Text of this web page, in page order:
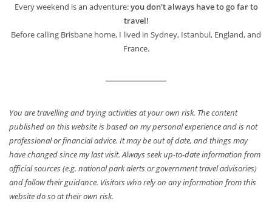
Every weekend is an adventure:you don't always have to go far to
travel!
Before calling Brisbane home, I lived in Sydney, Istanbul, England, and
France.
You are travelling and trying activities at your own risk. The content
published on this website is based on my personal experience and is not
professional or financial advice. It may be out of date, and things may
have changed since my last visit. Always seek up-to-date information from
official sources (e.g. national park alerts or government travel advisories)
and follow their guidance. Visitors who rely on any information from this
website do so at their own risk.